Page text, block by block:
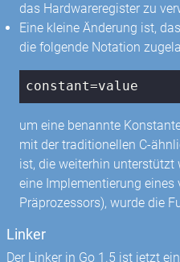
das Hardwareregister zu
Eine kleine Änderung ist,
die folgende Notation
constant=value
um eine benannte
mit der traditionellen C-
ist, die weiterhin unterstützt
eine Implementierung eines
Präprozessors), wurde die
Linker
Der Linker in Go 1.5 ist jetzt